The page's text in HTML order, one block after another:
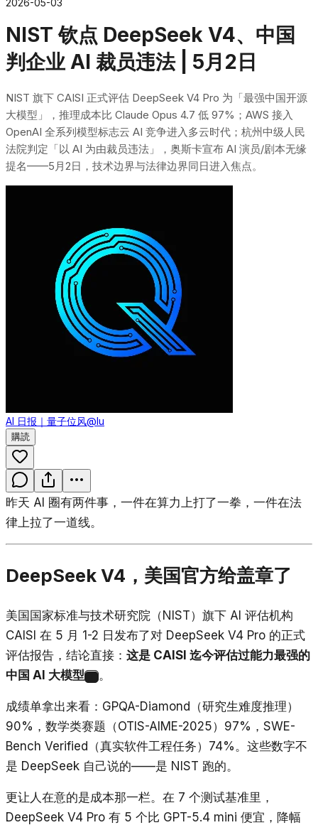
2026-05-03
NIST 钦点 DeepSeek V4、中国
判企业 AI 裁员违法 | 5月2日
NIST 旗下 CAISI 正式评估 DeepSeek V4 Pro 为「最强中国开源
大模型」，推理成本比 Claude Opus 4.7 低 97%；AWS 接入
OpenAI 全系列模型标志云 AI 竞争进入多云时代；杭州中级人民
法院判定「以 AI 为由裁员违法」，奥斯卡宣布 AI 演员/剧本无缘
提名——5月2日，技术边界与法律边界同日进入焦点。
AI 日报｜量子位风@lu
購読
昨天 AI 圈有两件事，一件在算力上打了一拳，一件在法
律上拉了一道线。
DeepSeek V4，美国官方给盖章了
美国国家标准与技术研究院（NIST）旗下 AI 评估机构
CAISI 在 5 月 1-2 日发布了对 DeepSeek V4 Pro 的正式
评估报告，结论直接： 这是 CAISI 迄今评估过能力最强的
中国 AI 大模型
。
成绩单拿出来看：GPQA-Diamond（研究生难度推理）
90%，数学类赛题（OTIS-AIME-2025）97%，SWE-
Bench Verified（真实软件工程任务）74%。这些数字不
是 DeepSeek 自己说的——是 NIST 跑的。
更让人在意的是成本那一栏。在 7 个测试基准里，
DeepSeek V4 Pro 有 5 个比 GPT-5.4 mini 便宜，降幅